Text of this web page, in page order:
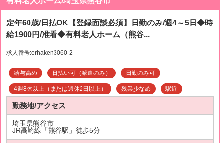
定年60歳/日払OK【登録面談必須】日勤のみ/週4～5日◆時
給1900円/准看◆有料老人ホーム（熊谷...
求人番号:erhaken3060-2
給与高め 日払い可（派遣のみ） 日勤のみ可
4週8休以上（または週休2日以上） 残業少なめ 駅近
勤務地/アクセス
埼玉県熊谷市
JR高崎線「熊谷駅」徒歩5分